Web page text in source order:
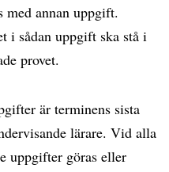
med annan uppgift.
i sådan uppgift ska stå i
provet.
är terminens sista
lärare. Vid alla
uppgifter göras eller